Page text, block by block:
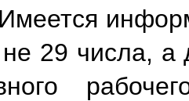
29 числа, а